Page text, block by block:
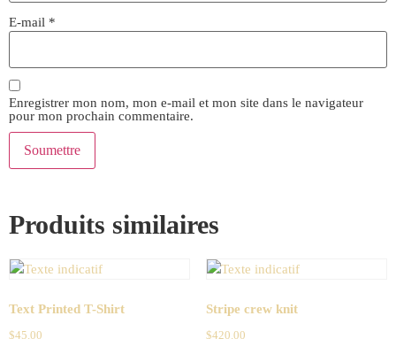
E-mail *
Enregistrer mon nom, mon e-mail et mon site dans le navigateur
pour mon prochain commentaire.
Produits similaires
Text Printed T-Shirt
$45.00
Stripe crew knit
$420.00